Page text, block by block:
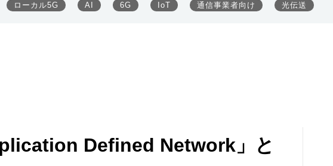
ローカル5G AI 6G IoT 通信事業者向け 光伝送
Defined Network」と